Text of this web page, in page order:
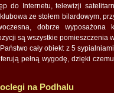
do Internetu, telewizji
ze stołem bilardowym,
dobrze wyposażona
są wszystkie pomieszczenia
cały obiekt z 5
pełną wygodę, dzięki
na Podhalu